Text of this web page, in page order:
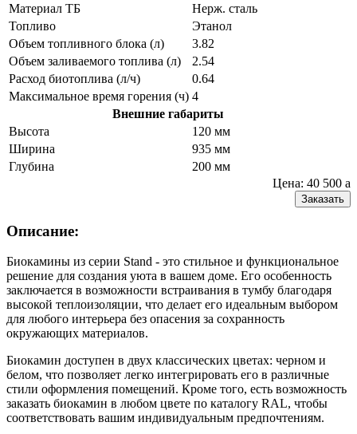
Материал ТБ
Нерж. сталь
Топливо
Этанол
Объем топливного блока (л)
3.82
Объем заливаемого топлива (л)
2.54
Расход биотоплива (л/ч)
0.64
Максимальное время горения (ч) 4
Внешние габариты
Высота
120 мм
Ширина
935 мм
Глубина
200 мм
Цена: 40 500 a
Заказать
Описание:
Биокамины из серии Stand - это стильное и функциональное
решение для создания уюта в вашем доме. Его особенность
заключается в возможности встраивания в тумбу благодаря
высокой теплоизоляции, что делает его идеальным выбором
для любого интерьера без опасения за сохранность
окружающих материалов.
Биокамин доступен в двух классических цветах: черном и
белом, что позволяет легко интегрировать его в различные
стили оформления помещений. Кроме того, есть возможность
заказать биокамин в любом цвете по каталогу RAL, чтобы
соответствовать вашим индивидуальным предпочтениям.